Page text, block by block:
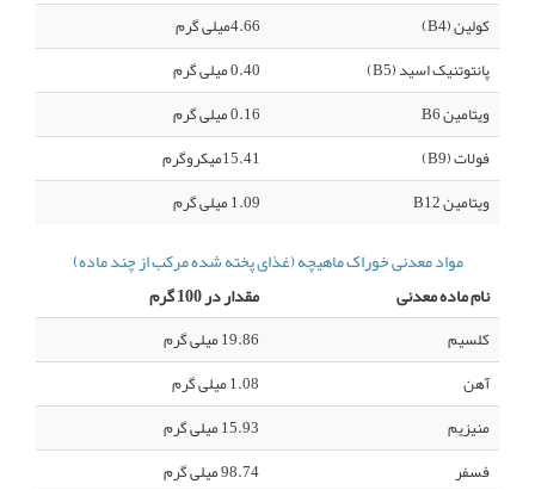
کولین (B4)
4.66میلی گرم
پانتوتنیک اسید (B5)
0.40 میلی گرم
ویتامین B6
0.16 میلی گرم
فولات (B9)
15.41میکروگرم
ویتامین B12
1.09 میلی گرم
مواد معدنی خوراک ماهیچه (غذای پخته شده مرکب از چند ماده)
نام ماده معدنی
مقدار در 100 گرم
کلسیم
19.86 میلی گرم
آهن
1.08 میلی گرم
منیزیم
15.93 میلی گرم
فسفر
98.74 میلی گرم